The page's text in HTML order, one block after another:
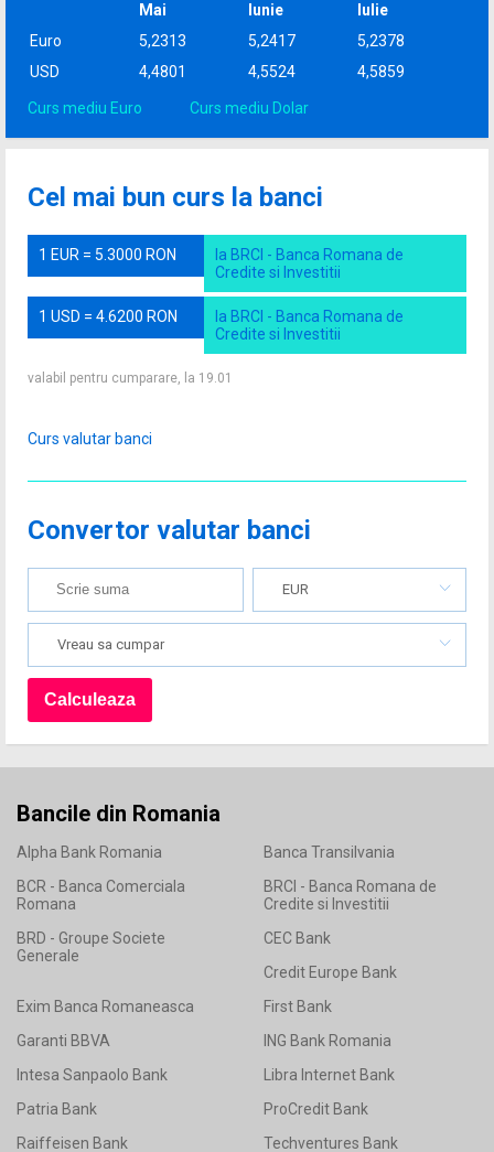
Mai Iunie
Iulie
Euro
5,2313 5,2417
5,2378
USD
4,4801 4,5524 4,5859
Curs mediu Euro Curs mediu Dolar
Cel mai bun curs la banci
1 EUR = 5.3000 RON
la BRCI - Banca Romana de
Credite si Investitii
1 USD = 4.6200 RON
la BRCI - Banca Romana de
Credite si Investitii
valabil pentru cumparare, la 19.01
Curs valutar banci
Convertor valutar banci
EUR
Vreau sa cumpar
Bancile din Romania
Alpha Bank Romania
Banca Transilvania
BCR - Banca Comerciala
Romana
BRCI - Banca Romana de
Credite si Investitii
BRD - Groupe Societe
Generale
CEC Bank
Credit Europe Bank
Exim Banca Romaneasca
First Bank
Garanti BBVA
ING Bank Romania
Intesa Sanpaolo Bank
Libra Internet Bank
Patria Bank
ProCredit Bank
Raiffeisen Bank
Techventures Bank